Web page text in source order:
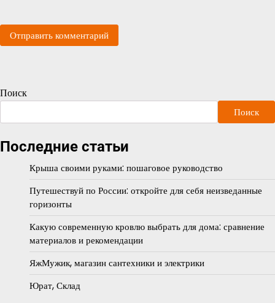
Поиск
Поиск
Последние статьи
Крыша своими руками: пошаговое руководство
Путешествуй по России: откройте для себя неизведанные
горизонты
Какую современную кровлю выбрать для дома: сравнение
материалов и рекомендации
ЯжМужик, магазин сантехники и электрики
Юрат, Склад